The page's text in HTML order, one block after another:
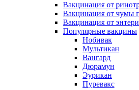
Вакцинация от
Вакцинация от чумы
Вакцинация от
Популярные вакцины
Нобивак
Мультикан
Вангард
Дюрамун
Эурикан
Пуревакс